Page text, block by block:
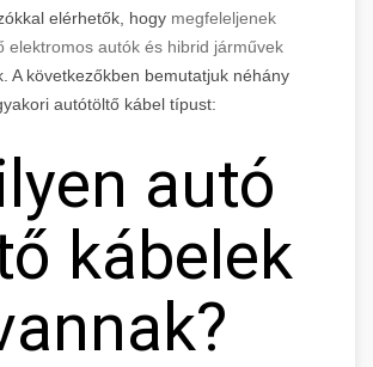
elérhetők, hogy megfeleljenek
elektromos autók és hibrid járművek
A következőkben bemutatjuk néhány
autótöltő kábel típust:
autó
kábelek